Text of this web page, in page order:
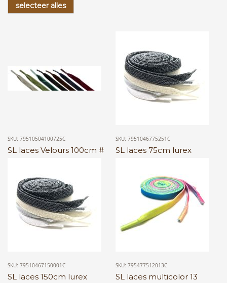
selecteer alles
SKU: 79510504100725C
SL laces Velours 100cm #
SKU: 7951046775251C
SL laces 75cm lurex
SKU: 79510467150001C
SL laces 150cm lurex
SKU: 795477512013C
SL laces multicolor 13